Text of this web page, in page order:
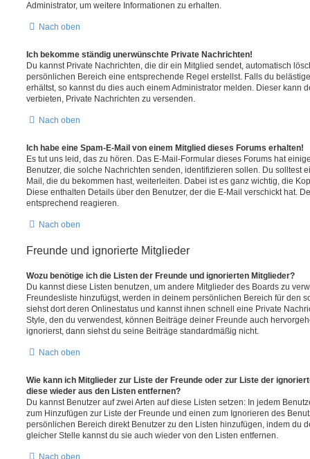
Administrator, um weitere Informationen zu erhalten.
Nach oben
Ich bekomme ständig unerwünschte Private Nachrichten!
Du kannst Private Nachrichten, die dir ein Mitglied sendet, automatisch
persönlichen Bereich eine entsprechende Regel erstellst. Falls du
erhältst, so kannst du dies auch einem Administrator melden. Dieser kann
verbieten, Private Nachrichten zu versenden.
Nach oben
Ich habe eine Spam-E-Mail von einem Mitglied dieses Forums erhalten!
Es tut uns leid, das zu hören. Das E-Mail-Formular dieses Forums hat
Benutzer, die solche Nachrichten senden, identifizieren sollen. Du solltest
Mail, die du bekommen hast, weiterleiten. Dabei ist es ganz wichtig, die
Diese enthalten Details über den Benutzer, der die E-Mail verschickt hat.
entsprechend reagieren.
Nach oben
Freunde und ignorierte Mitglieder
Wozu benötige ich die Listen der Freunde und ignorierten Mitglieder?
Du kannst diese Listen benutzen, um andere Mitglieder des Boards zu
Freundesliste hinzufügst, werden in deinem persönlichen Bereich für den
siehst dort deren Onlinestatus und kannst ihnen schnell eine Private
Style, den du verwendest, können Beiträge deiner Freunde auch
ignorierst, dann siehst du seine Beiträge standardmäßig nicht.
Nach oben
Wie kann ich Mitglieder zur Liste der Freunde oder zur Liste der
diese wieder aus den Listen entfernen?
Du kannst Benutzer auf zwei Arten auf diese Listen setzen: In jedem
zum Hinzufügen zur Liste der Freunde und einen zum Ignorieren des
persönlichen Bereich direkt Benutzer zu den Listen hinzufügen, indem du
gleicher Stelle kannst du sie auch wieder von den Listen entfernen.
Nach oben